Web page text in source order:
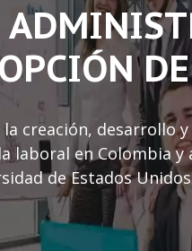
creación, desarrollo
laboral en Colombia
de Estados